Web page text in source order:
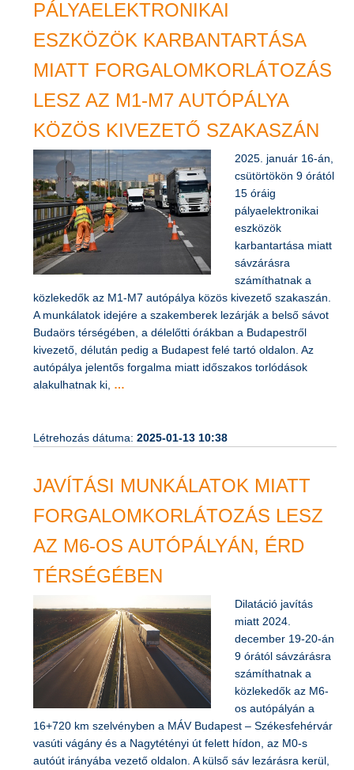
PÁLYAELEKTRONIKAI
ESZKÖZÖK KARBANTARTÁSA
MIATT FORGALOMKORLÁTOZÁS
LESZ AZ M1-M7 AUTÓPÁLYA
KÖZÖS KIVEZETŐ SZAKASZÁN
2025. január 16-án,
csütörtökön 9 órától
15 óráig
pályaelektronikai
eszközök
karbantartása miatt
sávzárásra
számíthatnak a
közlekedők az M1-M7 autópálya közös kivezető szakaszán.
A munkálatok idejére a szakemberek lezárják a belső sávot
Budaörs térségében, a délelőtti órákban a Budapestről
kivezető, délután pedig a Budapest felé tartó oldalon. Az
autópálya jelentős forgalma miatt időszakos torlódások
JAVÍTÁSI MUNKÁLATOK MIATT
FORGALOMKORLÁTOZÁS LESZ
AZ M6-OS AUTÓPÁLYÁN, ÉRD
Dilatáció javítás
miatt 2024.
december 19-20-án
9 órától sávzárásra
számíthatnak a
közlekedők az M6-
os autópályán a
16+720 km szelvényben a MÁV Budapest – Székesfehérvár
vasúti vágány és a Nagytétényi út felett hídon, az M0-s